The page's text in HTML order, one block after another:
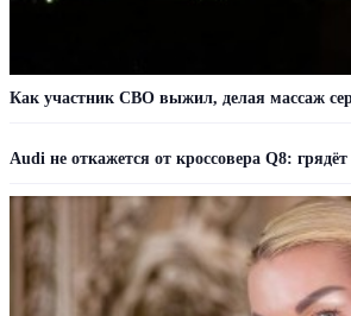
Как участник СВО выжил, делая массаж
Audi не откажется от кроссовера Q8: